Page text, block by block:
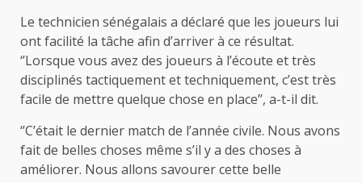
Le technicien sénégalais a déclaré que les joueurs lui
ont facilité la tâche afin d’arriver à ce résultat.
‘’Lorsque vous avez des joueurs à l’écoute et très
disciplinés tactiquement et techniquement, c’est très
facile de mettre quelque chose en place’’, a-t-il dit.
‘’C’était le dernier match de l’année civile. Nous avons
fait de belles choses même s’il y a des choses à
améliorer. Nous allons savourer cette belle